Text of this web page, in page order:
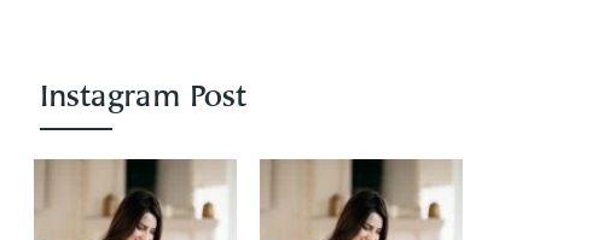
Instagram Post